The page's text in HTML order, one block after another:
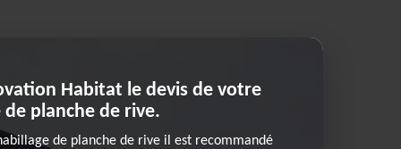
Habitat le devis de votre
planche de rive.
de planche de rive il est recommandé